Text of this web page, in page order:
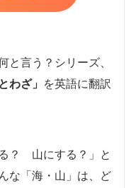
と言う？シリーズ、
わざ」 を英語に翻訳
？ 山にする？」と
な「海・山」は、ど